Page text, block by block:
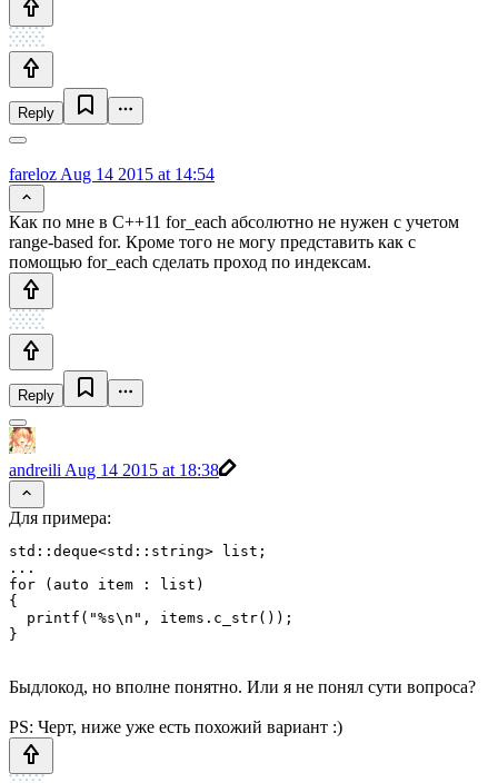
Reply
fareloz Aug 14 2015 at 14:54
Как по мне в С++11 for_each абсолютно не нужен с учетом
range-based for. Кроме того не могу представить как с
помощью for_each сделать проход по индексам.
Reply
andreili Aug 14 2015 at 18:38
Для примера:
std::deque<std::string> list;
...
for (auto item : list)
{
  printf("%s\n", items.c_str());
Быдлокод, но вполне понятно. Или я не понял сути вопроса?
PS: Черт, ниже уже есть похожий вариант :)